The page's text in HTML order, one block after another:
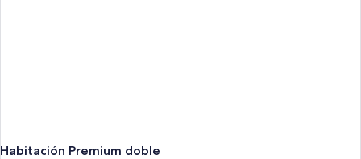
Habitación Premium doble